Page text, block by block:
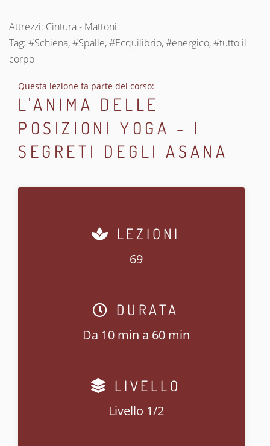
Attrezzi: Cintura - Mattoni
Tag: #Schiena, #Spalle, #Ecquilibrio, #energico, #tutto il
corpo
Questa lezione fa parte del corso:
L'ANIMA DELLE
POSIZIONI YOGA - I
SEGRETI DEGLI ASANA
LEZIONI
69
DURATA
Da 10 min a 60 min
LIVELLO
Livello 1/2